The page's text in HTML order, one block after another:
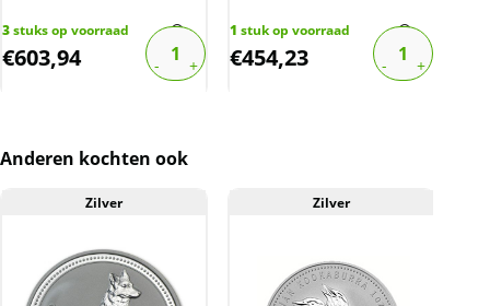
2008: Muis – vanaf dit jaar is de 10 oz Lunar 1
niet meer geproduceerd.
2010: Tijger – geen productie
serie. Deze wordt vanaf 2008 (t/m 2019)
uitgegeven.
3stuks op voorraad
€603,94
1 stuk op voorraad
€454,23
Anderen kochten ook
Zilver Zilver